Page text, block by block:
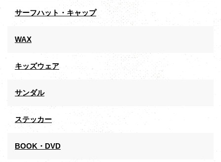
サーフハット・キャップ
WAX
キッズウェア
サンダル
ステッカー
BOOK・DVD